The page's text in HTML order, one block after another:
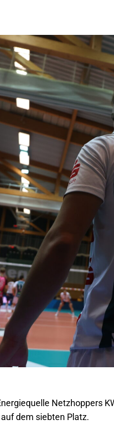
Netzhoppers
dem siebten Platz.